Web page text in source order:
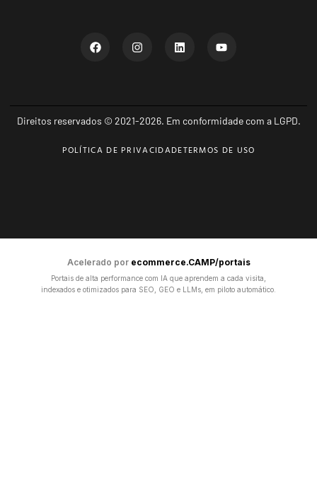
Direitos reservados © 2021-2026. Em conformidade com a LGPD.
POLÍTICA DE PRIVACIDADETERMOS DE USO
Acelerado por ecommerce.CAMP/portais
Portais de alta performance com IA que aprendem a cada visita,
indexados e otimizados para SEO, GEO e LLMs, em piloto automático.